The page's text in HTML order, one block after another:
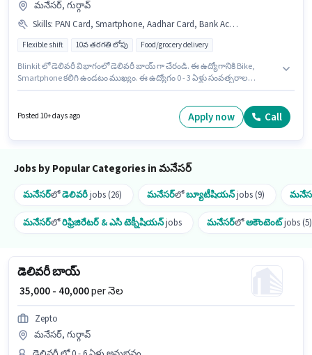
మనేసర్, గుర్గావ్
Skills: PAN Card, Smartphone, Aadhar Card, Bank Account, RC, Bike, Two-Wheeler Driving
Flexible shift 10వ తరగతి లోపు Food/grocery delivery
Blinkit లో డెలివరీ విభాగంలో డెలివరీ బాయ్ గా చేరండి. ఈ ఉద్యోగానికి Bike,
Smartphone కలిగి ఉండటం ముఖ్యం. ఈ ఉద్యోగం 0 - 3 ఏళ్లు సంవత్సరాల
Driving వంటి నైపుణ్యాలు ఉండాలి. ఈ ఉద్యోగం మనేసర్, గుర్గావ్ లో ఉంది. ఈ
Posted 10+ days ago Apply now Call
Jobs by Popular Categories in మనేసర్
మనేసర్లోడెలివరీjobs (26) మనేసర్లోబ్యూటీషియన్jobs (9)
మనేసర్లోరిఫ్రిజిరేటర్ & ఎసి టెక్నీషియన్jobs మనేసర్లోఅకౌంటెంట్jobs (5)
డెలివరీ బాయ్
₹ 35,000 - 40,000per నెల
Zepto
మనేసర్, గుర్గావ్